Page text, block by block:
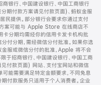
银行、中国建设银行、中国工商银行
期付款方案请见付款页面)、蚂蚁金服
民提供。部分银行会要求你通过支付
案可能与 Apple Store 在线商店不
卡分期均需经你的信用卡发卡机构批
付分期，需经微信分付批准。如果你选
服或微信分付的批准，Apple 将不会
于招商银行、中国建设银行、中国工商
付款页面) 网站、支付宝网站和微信
可能需要满足特定金额要求，不同免息
付款服务只适用于个人消费者。企业